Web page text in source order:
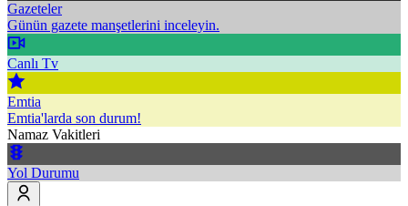
Gazeteler
Günün gazete manşetlerini inceleyin.
Canlı Tv
Emtia
Emtia'larda son durum!
Namaz Vakitleri
Yol Durumu